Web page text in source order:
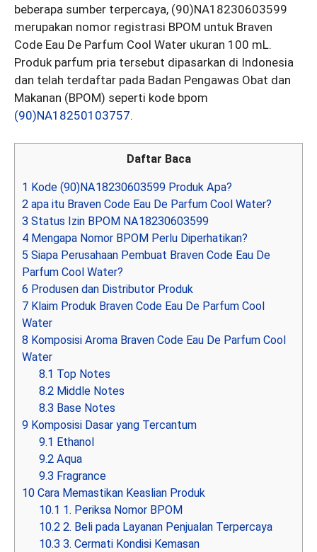
beberapa sumber terpercaya, (90)NA18230603599
merupakan nomor registrasi BPOM untuk Braven
Code Eau De Parfum Cool Water ukuran 100 mL.
Produk parfum pria tersebut dipasarkan di Indonesia
dan telah terdaftar pada Badan Pengawas Obat dan
Makanan (BPOM) seperti kode bpom
(90)NA18250103757.
Daftar Baca
1 Kode (90)NA18230603599 Produk Apa?
2 apa itu Braven Code Eau De Parfum Cool Water?
3 Status Izin BPOM NA18230603599
4 Mengapa Nomor BPOM Perlu Diperhatikan?
5 Siapa Perusahaan Pembuat Braven Code Eau De
Parfum Cool Water?
6 Produsen dan Distributor Produk
7 Klaim Produk Braven Code Eau De Parfum Cool
Water
8 Komposisi Aroma Braven Code Eau De Parfum Cool
Water
8.1 Top Notes
8.2 Middle Notes
8.3 Base Notes
9 Komposisi Dasar yang Tercantum
9.1 Ethanol
9.2 Aqua
9.3 Fragrance
10 Cara Memastikan Keaslian Produk
10.1 1. Periksa Nomor BPOM
10.2 2. Beli pada Layanan Penjualan Terpercaya
10.3 3. Cermati Kondisi Kemasan